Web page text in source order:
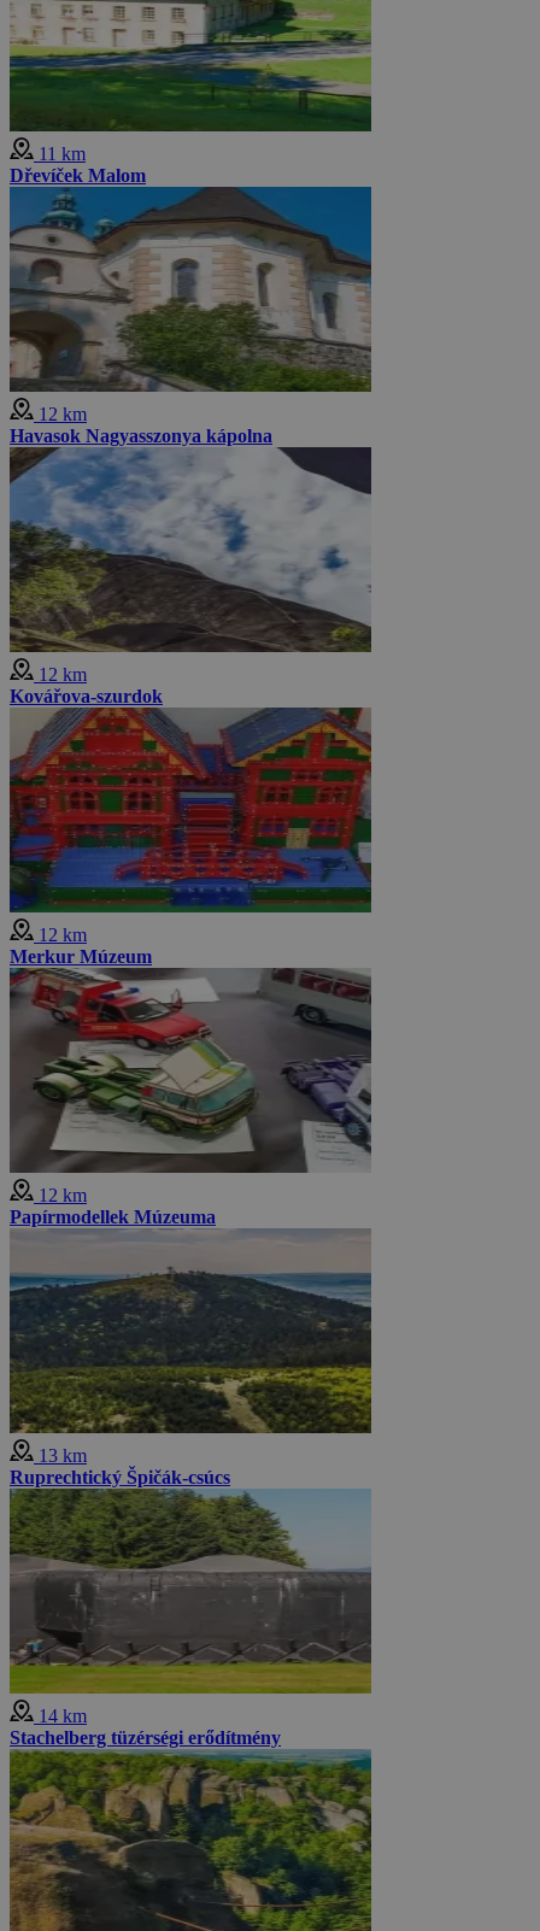
11 km
Dřevíček Malom
12 km
Havasok Nagyasszonya kápolna
12 km
Kovářova-szurdok
12 km
Merkur Múzeum
12 km
Papírmodellek Múzeuma
13 km
Ruprechtický Špičák-csúcs
14 km
Stachelberg tüzérségi erődítmény